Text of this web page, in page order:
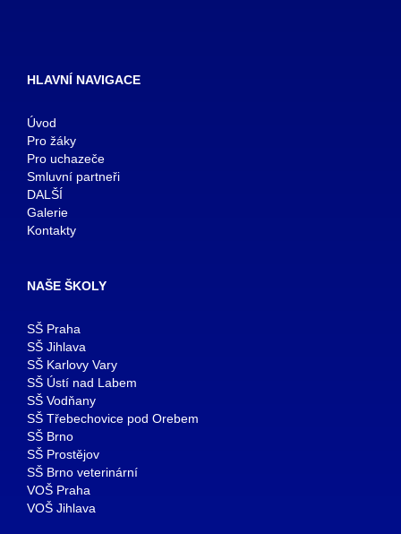
HLAVNÍ NAVIGACE
Úvod
Pro žáky
Pro uchazeče
Smluvní partneři
DALŠÍ
Galerie
Kontakty
NAŠE ŠKOLY
SŠ Praha
SŠ Jihlava
SŠ Karlovy Vary
SŠ Ústí nad Labem
SŠ Vodňany
SŠ Třebechovice pod Orebem
SŠ Brno
SŠ Prostějov
SŠ Brno veterinární
VOŠ Praha
VOŠ Jihlava